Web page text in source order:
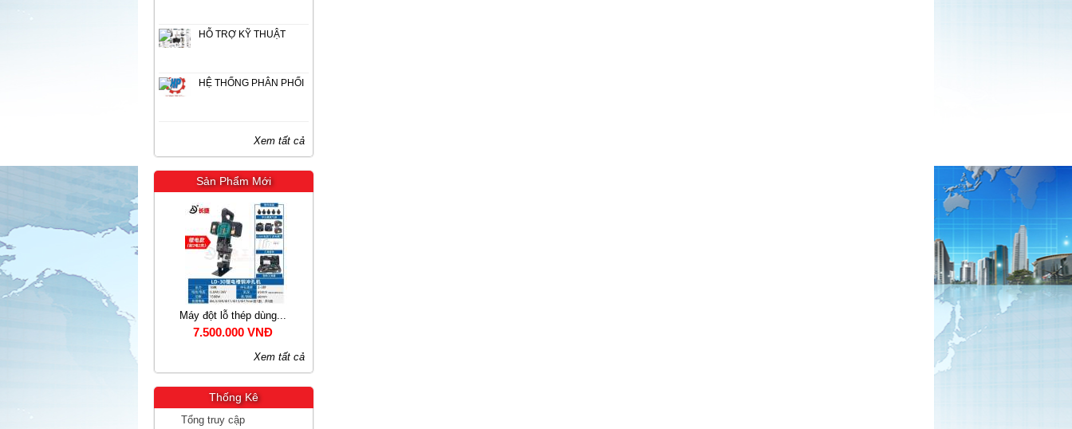
HỖ TRỢ KỸ THUẬT
HỆ THỐNG PHÂN PHỐI
Xem tất cả
Sản Phẩm Mới
Máy đột lỗ thép dùng... Máy uốn sắt ĐÔNG PHO...
Xem tất cả
Thống Kê
Tổng truy cập